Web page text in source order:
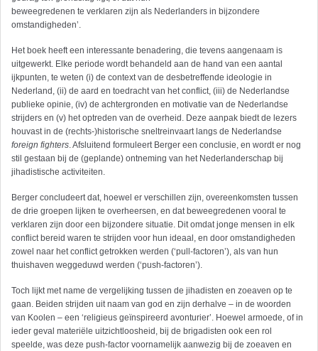
beweegredenen te verklaren zijn als Nederlanders in bijzondere
omstandigheden’.
Het boek heeft een interessante benadering, die tevens aangenaam is
uitgewerkt. Elke periode wordt behandeld aan de hand van een aantal
ijkpunten, te weten (i) de context van de desbetreffende ideologie in
Nederland, (ii) de aard en toedracht van het conflict, (iii) de Nederlandse
publieke opinie, (iv) de achtergronden en motivatie van de Nederlandse
strijders en (v) het optreden van de overheid. Deze aanpak biedt de lezers
houvast in de (rechts-)historische sneltreinvaart langs de Nederlandse
foreign fighters. Afsluitend formuleert Berger een conclusie, en wordt er nog
stil gestaan bij de (geplande) ontneming van het Nederlanderschap bij
jihadistische activiteiten.
Berger concludeert dat, hoewel er verschillen zijn, overeenkomsten tussen
de drie groepen lijken te overheersen, en dat beweegredenen vooral te
verklaren zijn door een bijzondere situatie. Dit omdat jonge mensen in elk
conflict bereid waren te strijden voor hun ideaal, en door omstandigheden
zowel naar het conflict getrokken werden (‘pull-factoren’), als van hun
thuishaven weggeduwd werden (‘push-factoren’).
Toch lijkt met name de vergelijking tussen de jihadisten en zoeaven op te
gaan. Beiden strijden uit naam van god en zijn derhalve – in de woorden
van Koolen – een ‘religieus geïnspireerd avonturier’. Hoewel armoede, of in
ieder geval materiële uitzichtloosheid, bij de brigadisten ook een rol
speelde, was deze push-factor voornamelijk aanwezig bij de zoe­aven en